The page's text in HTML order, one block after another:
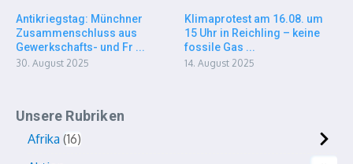
Antikriegstag: Münchner
Zusammenschluss aus
Gewerkschafts- und Fr ...
30. August 2025
Klimaprotest am 16.08. um
15 Uhr in Reichling – keine
fossile Gas ...
14. August 2025
Unsere Rubriken
Afrika 16